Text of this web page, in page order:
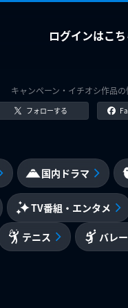
ログインはこち
キャンペーン・イチオシ作品
フォローする
国内ドラマ
TV番組・エンタメ
テニス バレ